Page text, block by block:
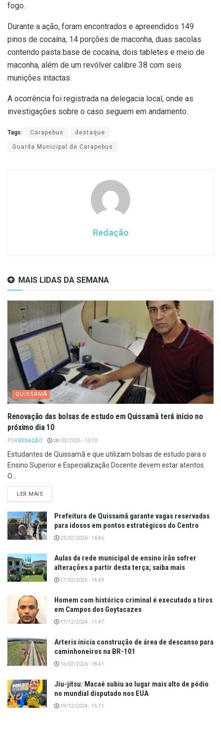
fogo.
Durante a ação, foram encontrados e apreendidos 149
pinos de cocaína, 14 porções de maconha, duas sacolas
contendo pasta base de cocaína, dois tabletes e meio de
maconha, além de um revólver calibre 38 com seis
munições intactas.
A ocorrência foi registrada na delegacia local, onde as
investigações sobre o caso seguem em andamento.
Tags: Carapebus destaque
Guarda Municipal de Carapebus
Redação
MAIS LIDAS DA SEMANA
QUISSAMÃ
Renovação das bolsas de estudo em Quissamã terá início no
próximo dia 10
POR REDAÇÃO 08/02/2025 - 10:10
Estudantes de Quissamã e que utilizam bolsas de estudo para o
Ensino Superior e Especialização Docente devem estar atentos.
O...
LER MAIS
Prefeitura de Quissamã garante vagas reservadas
para idosos em pontos estratégicos do Centro
23/07/2026 - 16:46
Aulas da rede municipal de ensino irão sofrer
alterações a partir desta terça; saiba mais
17/02/2025 - 14:43
Homem com histórico criminal é executado a tiros
em Campos dos Goytacazes
17/12/2024 - 11:47
Arteris inicia construção de área de descanso para
caminhoneiros na BR-101
15/07/2026 - 18:41
Jiu-jitsu: Macaé subiu ao lugar mais alto de pódio
no mundial disputado nos EUA
19/12/2024 - 15:11